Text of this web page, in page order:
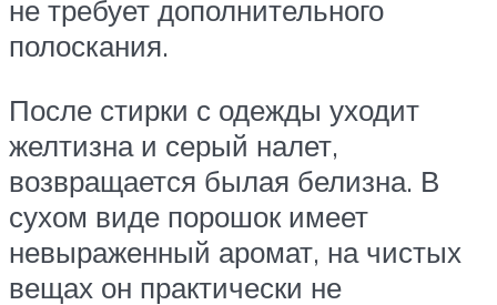
не требует дополнительного
полоскания.
После стирки с одежды уходит
желтизна и серый налет,
возвращается былая белизна. В
сухом виде порошок имеет
невыраженный аромат, на чистых
вещах он практически не